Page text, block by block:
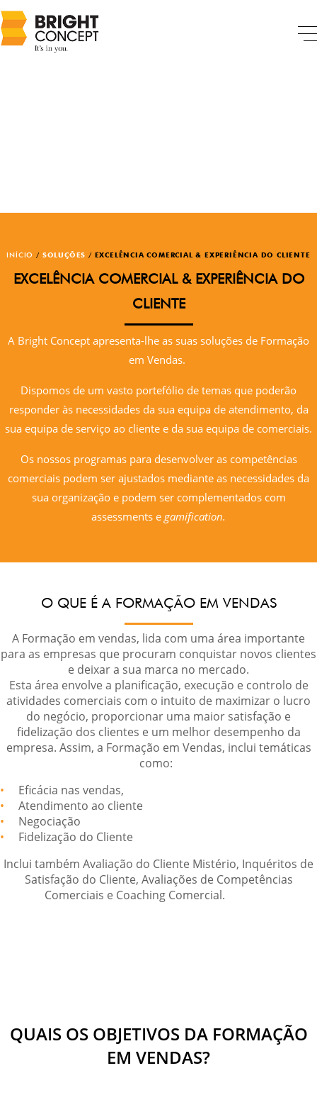
INÍCIO / SOLUÇÕES / EXCELÊNCIA COMERCIAL & EXPERIÊNCIA DO CLIENTE
EXCELÊNCIA COMERCIAL & EXPERIÊNCIA DO
CLIENTE
A Bright Concept apresenta-lhe as suas soluções de Formação
em Vendas.
Dispomos de um vasto portefólio de temas que poderão
responder às necessidades da sua equipa de atendimento, da
sua equipa de serviço ao cliente e da sua equipa de comerciais.
Os nossos programas para desenvolver as competências
comerciais podem ser ajustados mediante as necessidades da
sua organização e podem ser complementados com
assessments e gamification.
O QUE É A FORMAÇÃO EM VENDAS
A Formação em vendas, lida com uma área importante
para as empresas que procuram conquistar novos clientes
e deixar a sua marca no mercado.
Esta área envolve a planificação, execução e controlo de
atividades comerciais com o intuito de maximizar o lucro
do negócio, proporcionar uma maior satisfação e
fidelização dos clientes e um melhor desempenho da
empresa. Assim, a Formação em Vendas, inclui temáticas
como:
Eficácia nas vendas,
Atendimento ao cliente
Negociação
Fidelização do Cliente
Inclui também Avaliação do Cliente Mistério, Inquéritos de
Satisfação do Cliente, Avaliações de Competências
Comerciais e Coaching Comercial.
QUAIS OS OBJETIVOS DA FORMAÇÃO
EM VENDAS?